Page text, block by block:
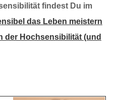
findest Du im
das Leben meistern
der Hochsensibilität (und